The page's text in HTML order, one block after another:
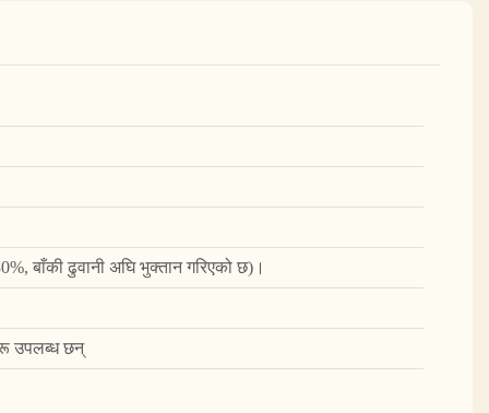
बाँकी ढुवानी अघि भुक्तान गरिएको छ)।
उपलब्ध छन्